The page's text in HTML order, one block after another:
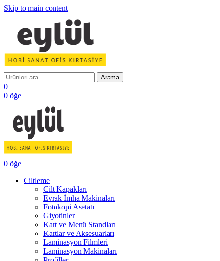
Skip to main content
Arama
0
0 öğe
0 öğe
Ciltleme
Cilt Kapakları
Evrak İmha Makinaları
Fotokopi Asetatı
Giyotinler
Kart ve Menü Standları
Kartlar ve Aksesuarları
Laminasyon Filmleri
Laminasyon Makinaları